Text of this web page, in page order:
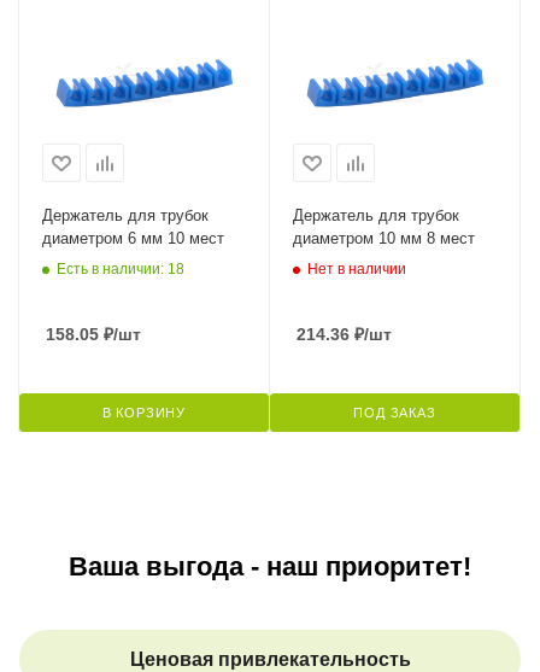
Держатель для трубок
диаметром 6 мм 10 мест
Есть в наличии: 18
158.05 ₽/шт
В КОРЗИНУ
Держатель для трубок
диаметром 10 мм 8 мест
Нет в наличии
214.36 ₽/шт
ПОД ЗАКАЗ
Ваша выгода - наш приоритет!
Ценовая привлекательность